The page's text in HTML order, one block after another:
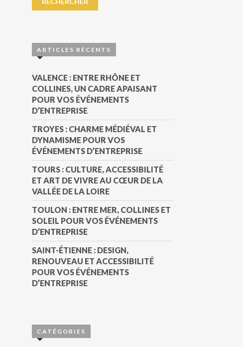
ARTICLES RÉCENTS
VALENCE : ENTRE RHÔNE ET
COLLINES, UN CADRE APAISANT
POUR VOS ÉVÉNEMENTS
D’ENTREPRISE
TROYES : CHARME MÉDIÉVAL ET
DYNAMISME POUR VOS
ÉVÉNEMENTS D’ENTREPRISE
TOURS : CULTURE, ACCESSIBILITÉ
ET ART DE VIVRE AU CŒUR DE LA
VALLÉE DE LA LOIRE
TOULON : ENTRE MER, COLLINES ET
SOLEIL POUR VOS ÉVÉNEMENTS
D’ENTREPRISE
SAINT-ÉTIENNE : DESIGN,
RENOUVEAU ET ACCESSIBILITÉ
POUR VOS ÉVÉNEMENTS
D’ENTREPRISE
CATÉGORIES